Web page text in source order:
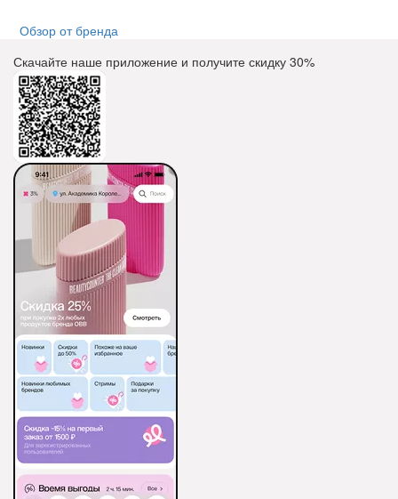
Обзор от бренда
Скачайте наше приложение и получите скидку 30%